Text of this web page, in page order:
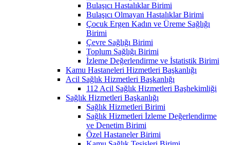
Bulaşıcı Hastalıklar Birimi
Bulaşıcı Olmayan Hastalıklar Birimi
Çocuk Ergen Kadın ve Üreme Sağlığı
Birimi
Çevre Sağlığı Birimi
Toplum Sağlığı Birimi
İzleme Değerlendirme ve İstatistik Birimi
Kamu Hastaneleri Hizmetleri Başkanlığı
Acil Sağlık Hizmetleri Başkanlığı
112 Acil Sağlık Hizmetleri Başhekimliği
Sağlık Hizmetleri Başkanlığı
Sağlık Hizmetleri Birimi
Sağlık Hizmetleri İzleme Değerlendirme
ve Denetim Birimi
Özel Hastaneler Birimi